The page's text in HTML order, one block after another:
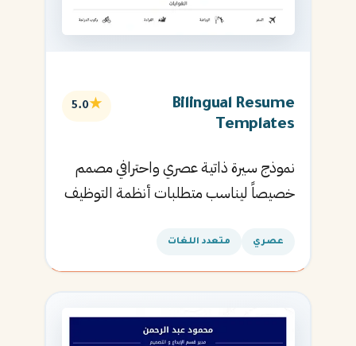
Bilingual Resume
Templates
★
5.0
نموذج سيرة ذاتية عصري واحترافي مصمم
خصيصاً ليناسب متطلبات أنظمة التوظيف
القادمة.
عصري متعدد اللغات